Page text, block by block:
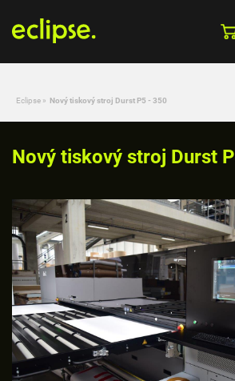
Eclipse » Nový tiskový stroj Durst P5 - 350
Nový tiskový stroj Durst